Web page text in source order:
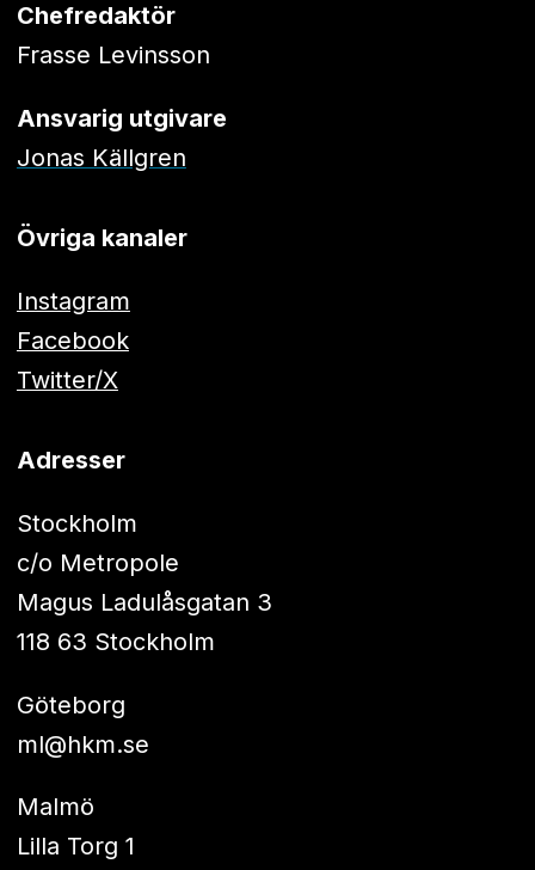
Chefredaktör
Frasse Levinsson
Ansvarig utgivare
Jonas Källgren
Övriga kanaler
Instagram
Facebook
Twitter/X
Adresser
Stockholm
c/o Metropole
Magus Ladulåsgatan 3
118 63 Stockholm
Göteborg
ml@hkm.se
Malmö
Lilla Torg 1